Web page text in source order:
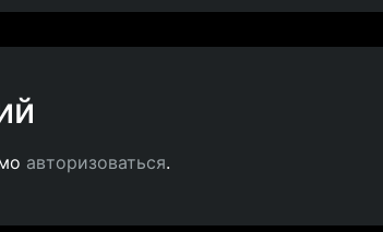
авторизоваться.